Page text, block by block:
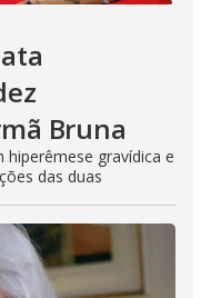
Bruna
gravídica e
das duas